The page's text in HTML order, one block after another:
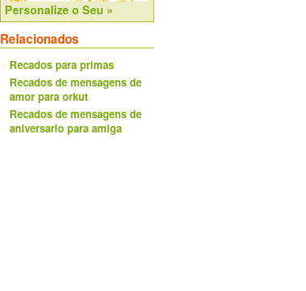
Personalize o Seu »
Relacionados
Recados para primas
Recados de mensagens de
amor para orkut
Recados de mensagens de
aniversario para amiga